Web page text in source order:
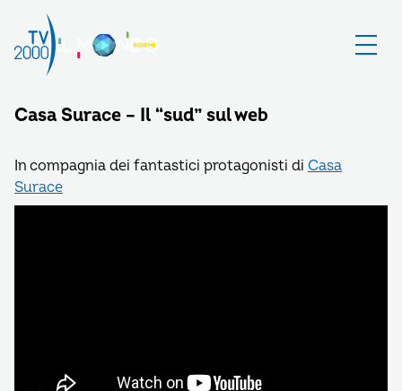
Casa Surace – Il “sud” sul web
In compagnia dei fantastici protagonisti di Casa
Surace